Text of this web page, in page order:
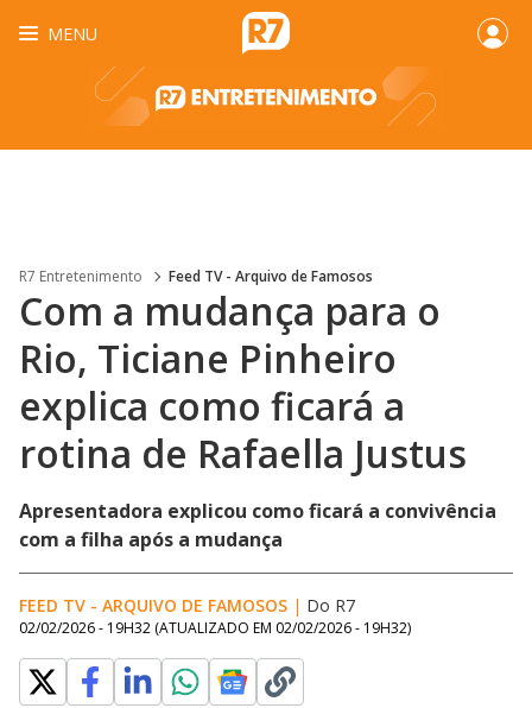
MENU
R7 Entretenimento Feed TV - Arquivo de Famosos
Com a mudança para o
Rio, Ticiane Pinheiro
explica como ficará a
rotina de Rafaella Justus
Apresentadora explicou como ficará a convivência
com a filha após a mudança
FEED TV - ARQUIVO DE FAMOSOS | Do R7
02/02/2026 - 19H32 (ATUALIZADO EM 02/02/2026 - 19H32)